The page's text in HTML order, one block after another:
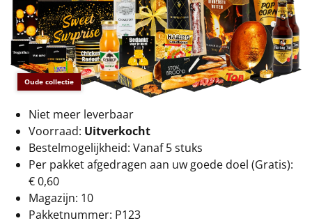
€55 tot €75
€75 tot €100
€100 en hoger
Alle kerstpakketten 2026
Thema
Origineel
Rituals
Oude collectie
Niet meer leverbaar
Voorraad: Uitverkocht
Bestelmogelijkheid: Vanaf 5 stuks
Per pakket afgedragen aan uw goede doel (Gratis):
€ 0,60
Magazijn: 10
Pakketnummer: P123